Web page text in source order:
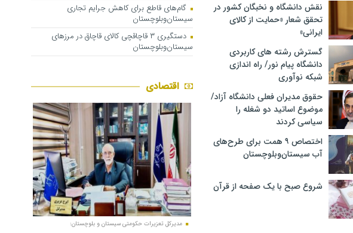
نقش دانشگاه و نخبگان کشور در
تحقق شعار «حمایت از کالای
ایرانی»
گسترش رشته های کاربردی
دانشگاه پیام نور/ راه اندازی
شبکه نوآوری
حقوق مدیران فعلی دانشگاه آزاد/
موضوع اساتید دو شغله را
سیاسی کردند
اختصاص ۹ همت برای طرح‌های
آب سیستان‌وبلوچستان
شروع صبح با یک صفحه از قرآن
گام‌های قاطع برای کاهش جرایم تجاری
سیستان‌وبلوچستان
دستگیری ۳ قاچاقچی کالای قاچاق در مرزهای
سیستان‌وبلوچستان
اقتصادی
مدیرکل تعزیرات حکومتی سیستان و بلوچستان: